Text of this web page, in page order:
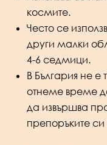
космите.
Често се
други малки
4-6 седмици.
В България не
отнеме време
да извършва
препоръките